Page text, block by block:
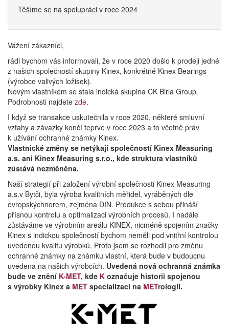
Těšíme se na spolupráci v roce 2024
Vážení zákazníci,
rádi bychom vás informovali, že v roce 2020 došlo k prodeji jedné
z našich společností skupiny Kinex, konkrétně Kinex Bearings
(výrobce valivých ložisek).
Novým vlastníkem se stala indická skupina CK Birla Group.
Podrobnosti najdete zde.
I když se transakce uskutečnila v roce 2020, některé smluvní
vztahy a závazky končí teprve v roce 2023 a to včetně práv
k užívání ochranné známky Kinex.
Vlastnické změny se netýkají společností Kinex Measuring
a.s. ani Kinex Measuring s.r.o., kde struktura vlastníků
zůstává nezměněna.
Naší strategií při založení výrobní společnosti Kinex Measuring
a.s.v Bytči, byla výroba kvalitních měřidel, vyráběných dle
evropskýchnorem, zejména DIN. Produkce s sebou přináší
přísnou kontrolu a optimalizaci výrobních procesů. I nadále
zůstáváme ve výrobním areálu KINEX, nicméně spojením značky
Kinex s indickou společností bychom neměli pod vnitřní kontrolou
uvedenou kvalitu výrobků. Proto jsem se rozhodli pro změnu
ochranné známky na známku vlastní, která bude v budoucnu
uvedena na našich výrobcích. Uvedená nová ochranná známka
bude ve znění K-MET, kde K označuje historii spojenou
s výrobky Kinex a MET specializaci na METrologii.